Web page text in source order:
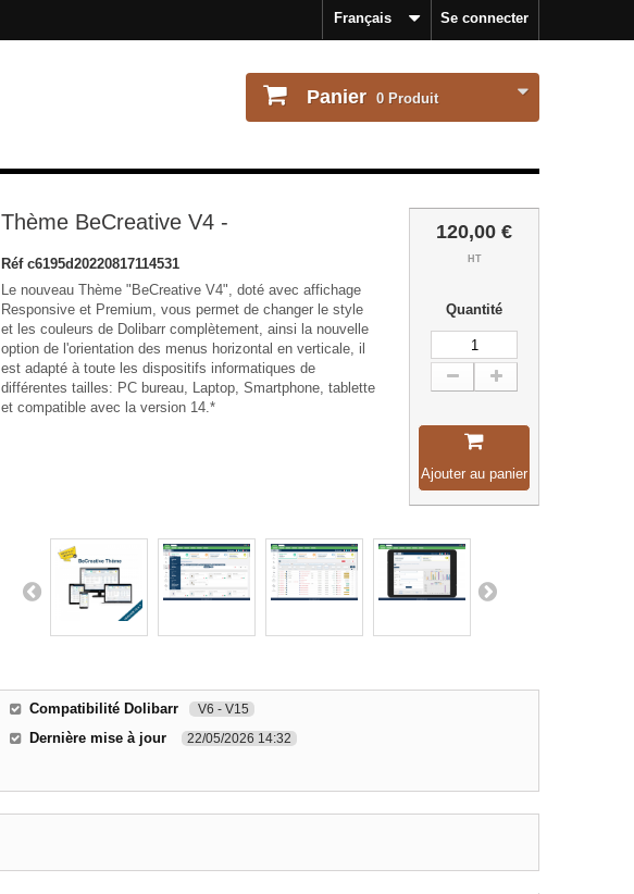
Se connecter
Français
Panier 0 Produit
Thème BeCreative V4 -
Réf c6195d20220817114531
Le nouveau Thème "BeCreative V4", doté avec affichage
Responsive et Premium, vous permet de changer le style
et les couleurs de Dolibarr complètement, ainsi la nouvelle
option de l'orientation des menus horizontal en verticale, il
est adapté à toute les dispositifs informatiques de
différentes tailles: PC bureau, Laptop, Smartphone, tablette
et compatible avec la version 14.*
120,00 €
HT
Quantité
Ajouter au panier
Compatibilité Dolibarr V6 - V15
Dernière mise à jour 22/05/2026 14:32